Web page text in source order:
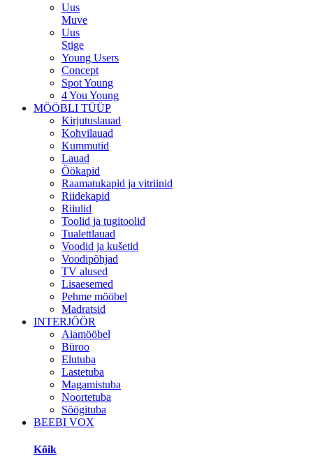
Uus
Muve
Uus
Stige
Young Users
Concept
Spot Young
4 You Young
MÖÖBLI TÜÜP
Kirjutuslauad
Kohvilauad
Kummutid
Lauad
Öökapid
Raamatukapid ja vitriinid
Riidekapid
Riiulid
Toolid ja tugitoolid
Tualettlauad
Voodid ja kušetid
Voodipõhjad
TV alused
Lisaesemed
Pehme mööbel
Madratsid
INTERJÖÖR
Aiamööbel
Büroo
Elutuba
Lastetuba
Magamistuba
Noortetuba
Söögituba
BEEBI VOX
Kõik